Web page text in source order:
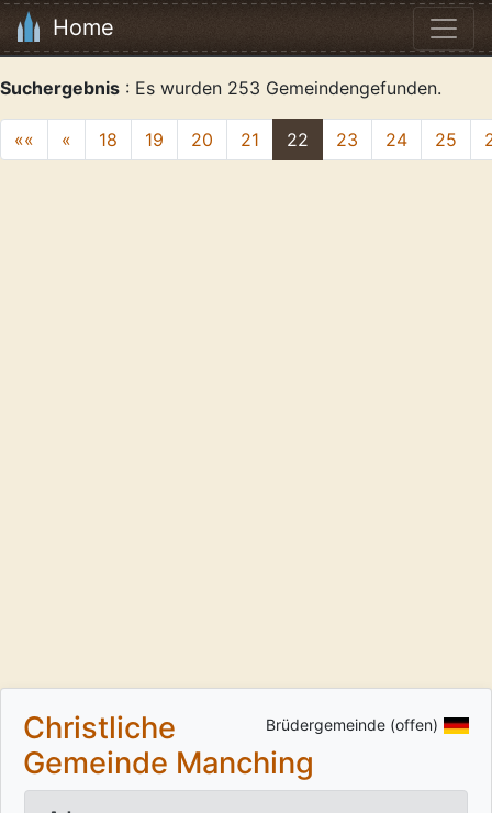
Home
Suchergebnis : Es wurden 253 Gemeindengefunden.
«« « 18 19 20 21 22 23 24 25
Brüdergemeinde (offen)
Christliche
Gemeinde Manching